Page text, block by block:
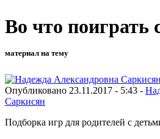
Во что поиграть
материал на тему
Опубликовано 23.11.2017 - 5:43 -
Саркисян
Подборка игр для родителей с